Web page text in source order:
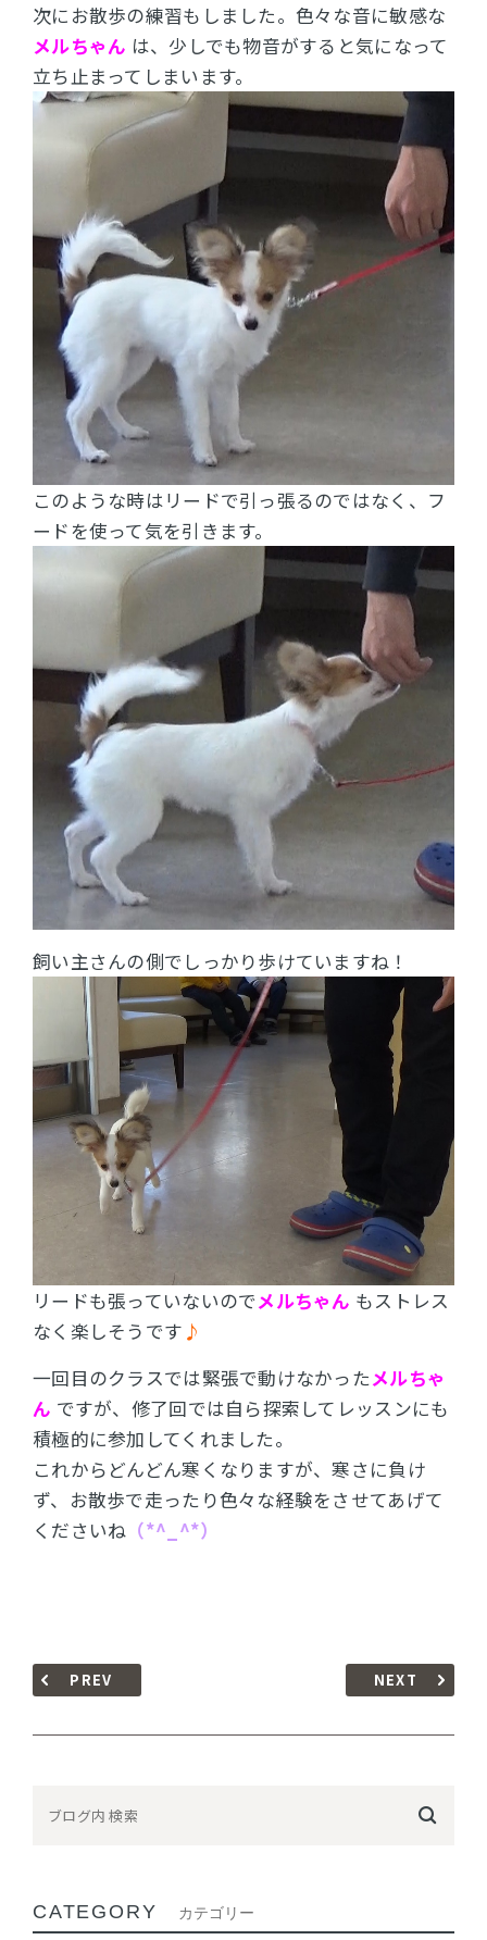
次にお散歩の練習もしました。 色々な音に敏感な
メルちゃん は、少しでも物音がすると気になって
立ち止まってしまいます。
このような時はリードで引っ張るのではなく、フ
ードを使って気を引きます。
飼い主さんの側でしっかり歩けていますね！
リードも張っていないのでメルちゃん もストレス
なく楽しそうです ♪
一回目のクラスでは緊張で動けなかったメルちゃ
ん ですが、修了回では自ら探索してレッスンにも
積極的に参加してくれました。
これからどんどん寒くなりますが、寒さに負け
ず、お散歩で走ったり色々な経験をさせてあげて
くださいね （*^_^*）
PREV NEXT
CATEGORY カテゴリー